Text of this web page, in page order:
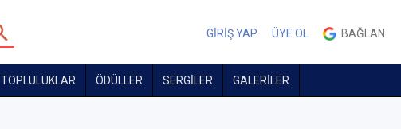
GİRİŞ YAP ÜYE OL BAĞLAN
TOPLULUKLAR ÖDÜLLER SERGİLER GALERİLER